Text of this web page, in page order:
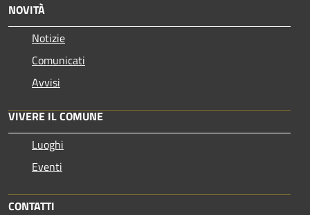
NOVITÀ
Notizie
Comunicati
Avvisi
VIVERE IL COMUNE
Luoghi
Eventi
CONTATTI